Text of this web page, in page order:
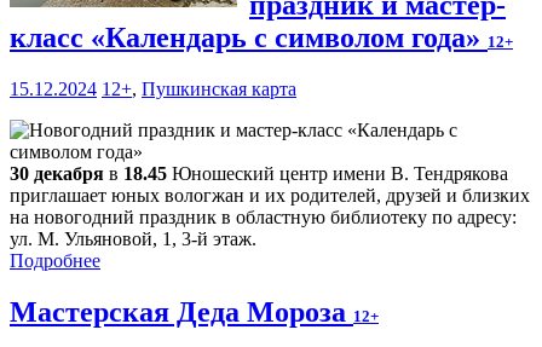
класс «Календарь с символом года» 12+
15.12.2024 12+, Пушкинская карта
30 декабря в 18.45 Юношеский центр имени В. Тендрякова
приглашает юных вологжан и их родителей, друзей и близких
на новогодний праздник в областную библиотеку по адресу:
ул. М. Ульяновой, 1, 3-й этаж.
Подробнее
Мастерская Деда Мороза 12+